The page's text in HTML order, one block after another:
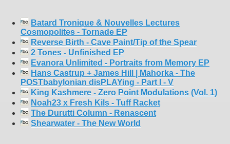
Batard Tronique & Nouvelles Lectures
Cosmopolites - Tornade EP
Reverse Birth - Cave Paint/Tip of the Spear
2 Tones - Unfinished EP
Evanora Unlimited - Portraits from Memory EP
Hans Castrup + James Hill | Mahorka - The
POSTbabylonian disPLAYing - Part I - V
King Kashmere - Zero Point Modulations (Vol. 1)
Noah23 x Fresh Kils - Tuff Racket
The Durutti Column - Renascent
Shearwater - The New World